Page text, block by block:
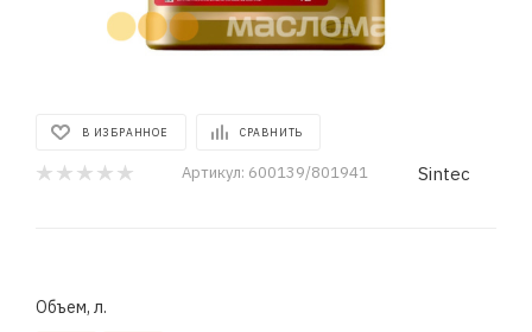
В ИЗБРАННОЕ СРАВНИТЬ
Артикул: 600139/801941 Sintec
Объем, л.